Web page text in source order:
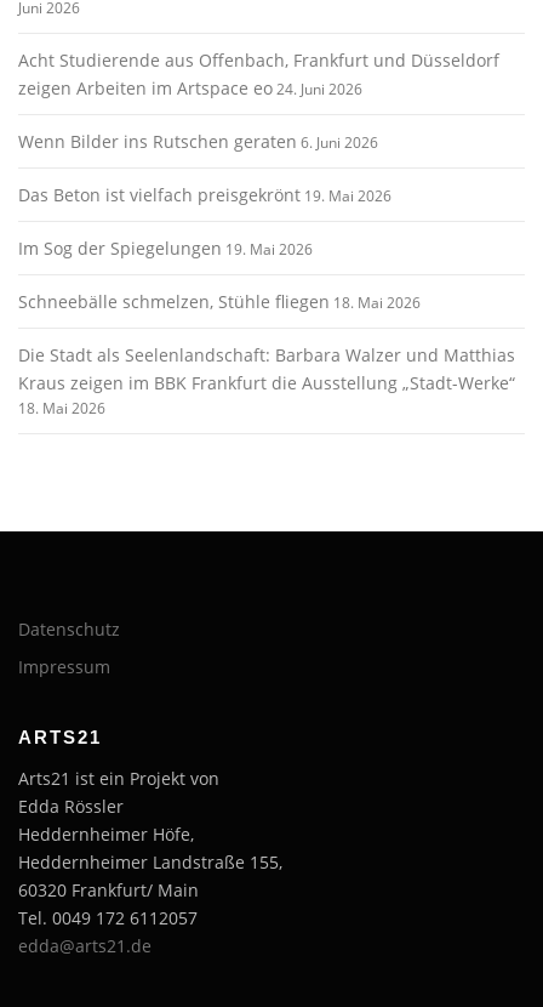
Juni 2026
Acht Studierende aus Offenbach, Frankfurt und Düsseldorf
zeigen Arbeiten im Artspace eo24. Juni 2026
Wenn Bilder ins Rutschen geraten 6. Juni 2026
Das Beton ist vielfach preisgekrönt 19. Mai 2026
Im Sog der Spiegelungen 19. Mai 2026
Schneebälle schmelzen, Stühle fliegen 18. Mai 2026
Die Stadt als Seelenlandschaft: Barbara Walzer und Matthias
Kraus zeigen im BBK Frankfurt die Ausstellung „Stadt-Werke“
18. Mai 2026
Datenschutz
Impressum
ARTS21
Arts21 ist ein Projekt von
Edda Rössler
Heddernheimer Höfe,
Heddernheimer Landstraße 155,
60320 Frankfurt/ Main
Tel. 0049 172 6112057
edda@arts21.de